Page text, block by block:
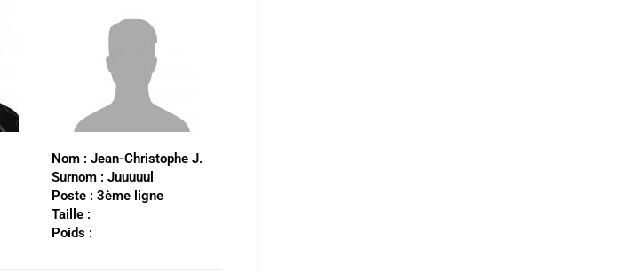
Nom : Jean-Christophe J.
Surnom : Juuuuul
Poste : 3ème ligne
Taille :
Poids :